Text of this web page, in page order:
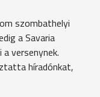
szombathelyi
a Savaria
versenynek.
híradónkat,